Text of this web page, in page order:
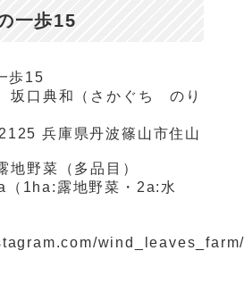
一歩15
口典和（さかぐち のり
兵庫県丹波篠山市住山
地野菜（多品目）
（ 1ha: 露地野菜・ 2a: 水